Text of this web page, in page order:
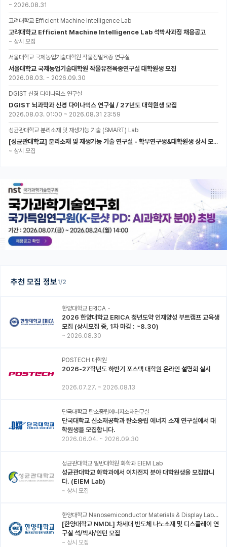
추천 모집 정보1/2
한양대학교 ERICA -
2026 한양대학교 ERICA 청년도약 인재양성 부트캠프 교육생
모집 (상시모집 중, 1차 마감 : ~8.30)
~ 2026.08.30
POSTECH 대학원
2026-27학년도 하반기 포스텍 대학원 온라인 설명회 실시
2026.07.27. ~ 2026.08.13
단국대학교 탄소중립에너지소재연구실
단국대학교 신소재공학과 탄소중립 에너지 소재 연구실에서 대
학원생을 모집합니다.
2026.06.04. ~ 2026.09.30
성균관대학교 일반대학원 화학과 EIEM Lab
성균관대학교 화학과에서 이차전지 분야 대학원생을 모집합니
다. (EIEM Lab)
~ 상시 모집
한양대학교 Nanosemiconductor Materials & Display Laboratory
[한양대학교 NMDL] 차세대 반도체 나노소재 및 디스플레이 연
구실 석/박사/인턴 모집
~ 상시 모집
~ 2026.08.31
고려대학교 Efficient Machine Intelligence Lab
고려대학교 Efficient Machine Intelligence Lab 석박사과정 채용공고
~ 상시 모집
서울대학교 국제농업기술대학원 작물정밀육종 연구실
서울대학교 국제농업기술대학원 작물유전육종연구실 대학원생 모집
2026.08.03. ~ 2026.09.30
DGIST 신경 다이나믹스 연구실
DGIST 뇌과학과 신경 다이나믹스 연구실 / 27년도 대학원생 모집
2026.08.03. 01:00 ~ 2026.08.31 23:59
성균관대학교 분리소재 및 재생가능 기술 (SMART) Lab
[성균관대학교] 분리소재 및 재생가능 기술 연구실 - 학부연구생&대학원생 상시 모집 (미래에너지공학과)
~ 상시 모집